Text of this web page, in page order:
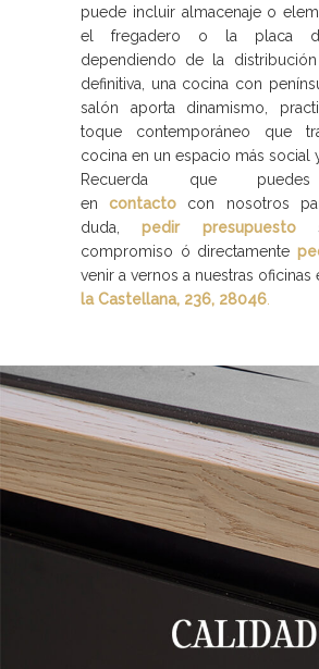
puede incluir almacenaje o
el fregadero o la placa
dependiendo de la
definitiva, una cocina con
salón aporta dinamismo,
toque contemporáneo que
cocina en un espacio más social
Recuerda que
encontacto
con nosotros
duda,pedir presupuesto
compromiso ó directamente
venir a vernos a nuestras oficinas
la Castellana, 236, 28046